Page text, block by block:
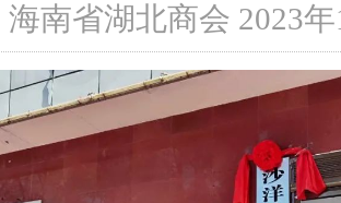
海南省湖北商会 2023